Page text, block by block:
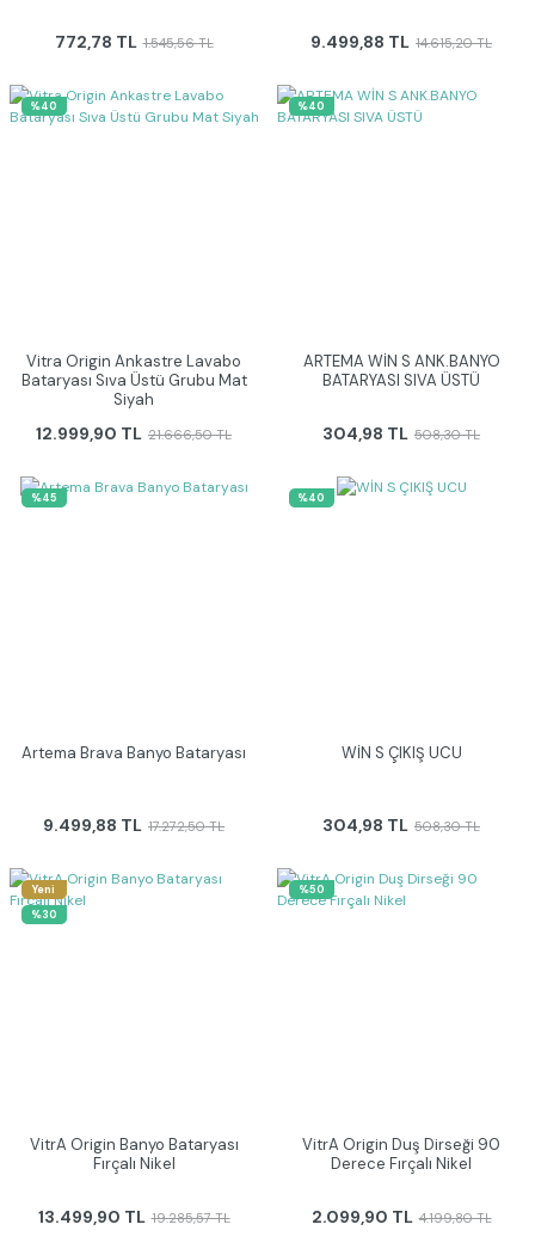
772,78 TL 1.545,56 TL 9.499,88 TL 14.615,20 TL
%40
Vitra Origin Ankastre Lavabo
Bataryası Sıva Üstü Grubu Mat
Siyah
12.999,90 TL 21.666,50 TL
%40
ARTEMA WİN S ANK.BANYO
BATARYASI SIVA ÜSTÜ
304,98 TL 508,30 TL
%45
Artema Brava Banyo Bataryası
9.499,88 TL 17.272,50 TL
%40
WİN S ÇIKIŞ UCU
304,98 TL 508,30 TL
Yeni
%30
VitrA Origin Banyo Bataryası
Fırçalı Nikel
13.499,90 TL 19.285,57 TL
%50
VitrA Origin Duş Dirseği 90
Derece Fırçalı Nikel
2.099,90 TL 4.199,80 TL